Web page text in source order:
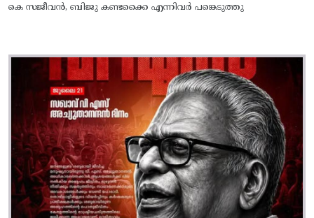
കെ സജീവൻ, ബിജു കണ്ടക്കൈ എന്നിവർ പങ്കെടുത്തു